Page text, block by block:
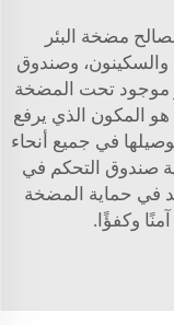
مضخة البئر
والسكينون، وصندوق
موجود تحت المضخة
المكون الذي يرفع
في جميع أنحاء
صندوق التحكم في
في حماية المضخة
وكفؤًا.